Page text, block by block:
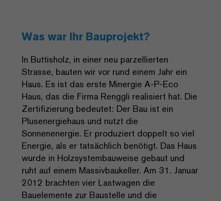
Was war Ihr Bauprojekt?
In Buttisholz, in einer neu parzellierten
Strasse, bauten wir vor rund einem Jahr ein
Haus. Es ist das erste Minergie A-P-Eco
Haus, das die Firma Renggli realisiert hat. Die
Zertifizierung bedeutet: Der Bau ist ein
Plusenergiehaus und nutzt die
Sonnenenergie. Er produziert doppelt so viel
Energie, als er tatsächlich benötigt. Das Haus
wurde in Holzsystembauweise gebaut und
ruht auf einem Massivbaukeller. Am 31. Januar
2012 brachten vier Lastwagen die
Bauelemente zur Baustelle und die